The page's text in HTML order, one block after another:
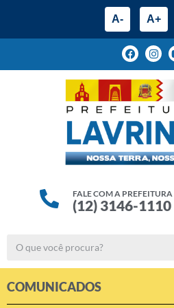
A- A+
FALE COM A PREFEITURA
(12) 3146-1110
COMUNICADOS